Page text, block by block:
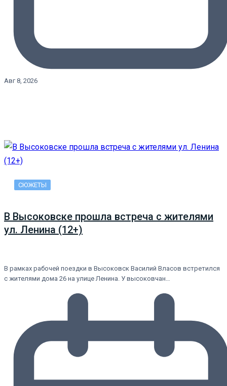
Авг 8, 2026
СЮЖЕТЫ
В Высоковске прошла встреча с жителями
ул. Ленина (12+)
В рамках рабочей поездки в Высоковск Василий Власов встретился
с жителями дома 26 на улице Ленина. У высоковчан…